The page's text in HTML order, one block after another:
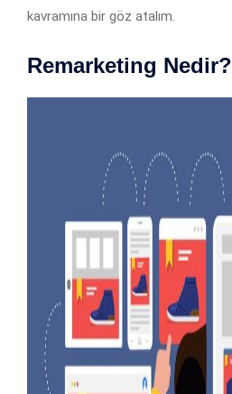
kavramına bir göz atalım.
Remarketing Nedir?